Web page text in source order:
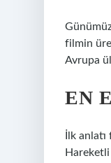
filmin
Avrupa
EN
İlk